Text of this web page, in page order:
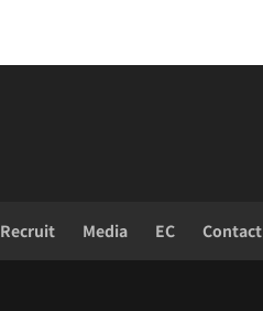
Recruit Media EC Contact